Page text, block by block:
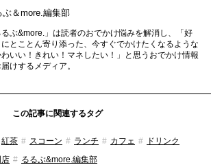
ぶ＆more.編集部
るぶ&more.」は読者のおでかけ悩みを解消し、「好
にとことん寄り添った、今すぐでかけたくなるような
わいい！きれい！マネしたい！」と思うおでかけ情報
けするメディア。
この記事に関連するタグ
紅茶 スコーン ランチ カフェ
ドリンク
るるぶ&more.編集部